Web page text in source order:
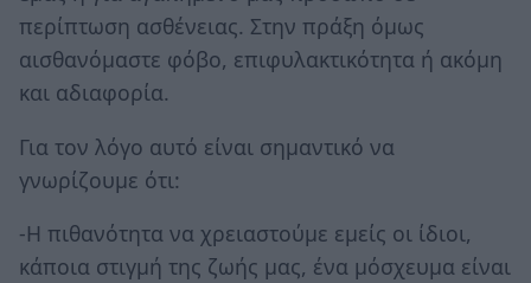
περίπτωση ασθένειας. Στην πράξη όμως
αισθανόμαστε φόβο, επιφυλακτικότητα ή ακόμη
και αδιαφορία.
Για τον λόγο αυτό είναι σημαντικό να
γνωρίζουμε ότι:
-Η πιθανότητα να χρειαστούμε εμείς οι ίδιοι,
κάποια στιγμή της ζωής μας, ένα μόσχευμα είναι